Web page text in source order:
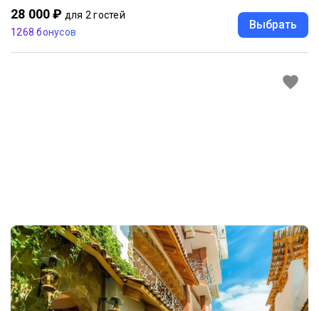
28 000 ₽ для 2 гостей
1268 бонусов
Выбрать